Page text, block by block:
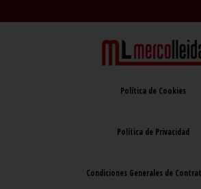
Política de Cookies
Política de Privacidad
Condiciones Generales de